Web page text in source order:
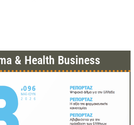
& Health Business